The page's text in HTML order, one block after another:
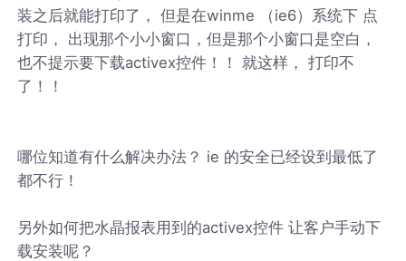
装之后就能打印了， 但是在winme （ie6）系统下 点
打印， 出现那个小小窗口，但是那个小窗口是空白，
也不提示要下载activex控件！！ 就这样， 打印不
了！！
哪位知道有什么解决办法？ ie 的安全已经设到最低了
都不行！
另外如何把水晶报表用到的activex控件 让客户手动下
载安装呢？